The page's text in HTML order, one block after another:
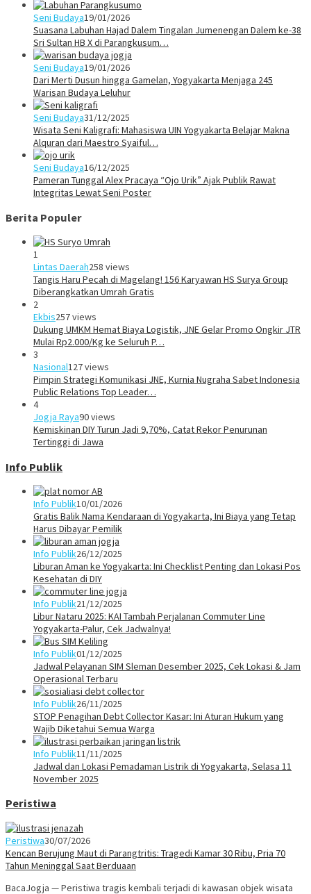
Seni Budaya19/01/2026
Suasana Labuhan Hajad Dalem Tingalan Jumenengan Dalem ke-38
Sri Sultan HB X di Parangkusum…
Seni Budaya19/01/2026
Dari Merti Dusun hingga Gamelan, Yogyakarta Menjaga 245
Warisan Budaya Leluhur
Seni Budaya31/12/2025
Wisata Seni Kaligrafi: Mahasiswa UIN Yogyakarta Belajar Makna
Alquran dari Maestro Syaiful…
Seni Budaya16/12/2025
Pameran Tunggal Alex Pracaya “Ojo Urik” Ajak Publik Rawat
Integritas Lewat Seni Poster
Berita Populer
1
Lintas Daerah258 views
Tangis Haru Pecah di Magelang! 156 Karyawan HS Surya Group
Diberangkatkan Umrah Gratis
2
Ekbis257 views
Dukung UMKM Hemat Biaya Logistik, JNE Gelar Promo Ongkir JTR
Mulai Rp2.000/Kg ke Seluruh P…
3
Nasional127 views
Pimpin Strategi Komunikasi JNE, Kurnia Nugraha Sabet Indonesia
Public Relations Top Leader…
4
Jogja Raya90 views
Kemiskinan DIY Turun Jadi 9,70%, Catat Rekor Penurunan
Tertinggi di Jawa
Info Publik
Info Publik10/01/2026
Gratis Balik Nama Kendaraan di Yogyakarta, Ini Biaya yang Tetap
Harus Dibayar Pemilik
Info Publik26/12/2025
Liburan Aman ke Yogyakarta: Ini Checklist Penting dan Lokasi Pos
Kesehatan di DIY
Info Publik21/12/2025
Libur Nataru 2025: KAI Tambah Perjalanan Commuter Line
Yogyakarta-Palur, Cek Jadwalnya!
Info Publik01/12/2025
Jadwal Pelayanan SIM Sleman Desember 2025, Cek Lokasi & Jam
Operasional Terbaru
Info Publik26/11/2025
STOP Penagihan Debt Collector Kasar: Ini Aturan Hukum yang
Wajib Diketahui Semua Warga
Info Publik11/11/2025
Jadwal dan Lokasi Pemadaman Listrik di Yogyakarta, Selasa 11
November 2025
Peristiwa
Peristiwa30/07/2026
Kencan Berujung Maut di Parangtritis: Tragedi Kamar 30 Ribu, Pria 70
Tahun Meninggal Saat Berduaan
BacaJogja — Peristiwa tragis kembali terjadi di kawasan objek wisata